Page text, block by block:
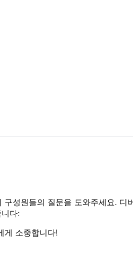
성원들의 질문을 도와주세요. 디
다:
게 소중합니다!